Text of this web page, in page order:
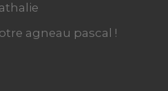
agneau pascal !